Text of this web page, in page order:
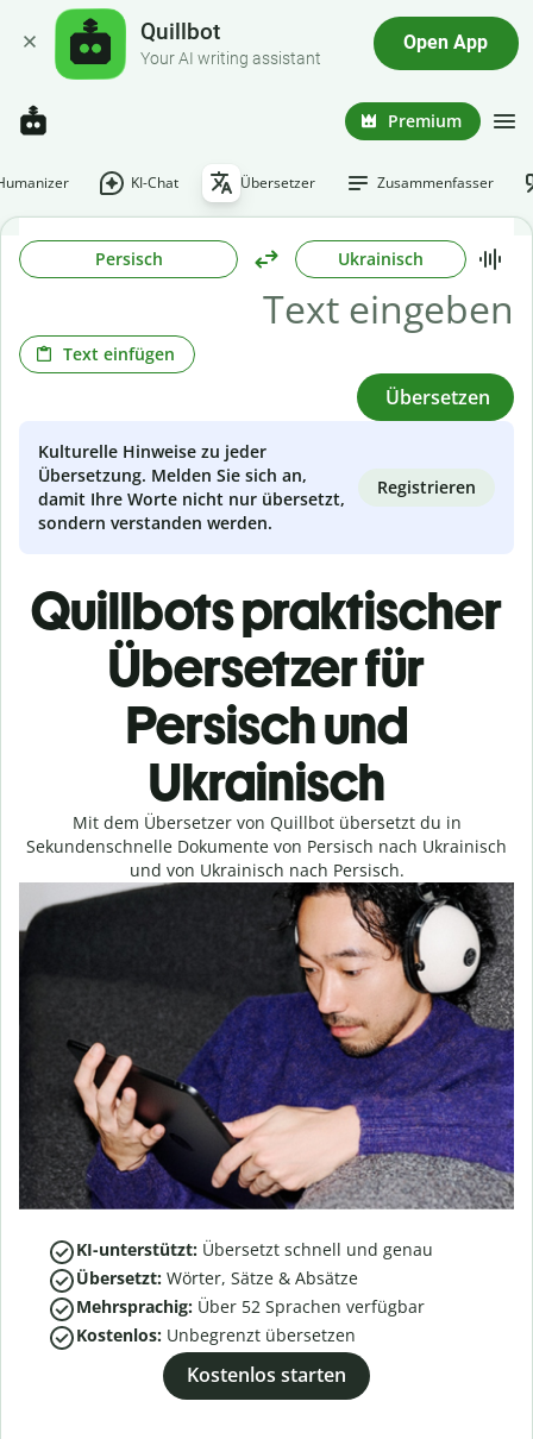
Quillbot
Your AI writing assistant
Open App
Premium
KI-Chat Übersetzer Zusammenfasser
Persisch Ukrainisch
Text einfügen
Übersetzen
Kulturelle Hinweise zu jeder
Übersetzung. Melden Sie sich an,
damit Ihre Worte nicht nur übersetzt,
sondern verstanden werden.
Registrieren
Quillbots praktischer
Übersetzer für
Persisch und
Ukrainisch
Mit dem Übersetzer von Quillbot übersetzt du in
Sekundenschnelle Dokumente von Persisch nach Ukrainisch
und von Ukrainisch nach Persisch.
KI-unterstützt: Übersetzt schnell und genau
Übersetzt: Wörter, Sätze & Absätze
Mehrsprachig: Über 52 Sprachen verfügbar
Kostenlos: Unbegrenzt übersetzen
Kostenlos starten